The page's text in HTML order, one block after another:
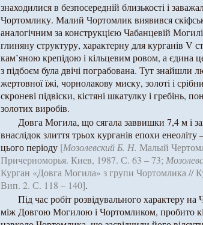
знаходилися в безпосередній близькості і
Чортомлику. Малий Чортомлик виявився
аналогічним за конструкцією Чабанцевій
глиняну структуру, характерну для курганів V
кам’яною крепідою і кільцевим ровом, а єдина
з підбоєм була двічі пограбована. Тут знайшли
жертовної їжі, чорнолакову миску, золоті і
скроневі підвіски, кістяні шкатулку і гребінь,
золотих виробів.
Довга Могила, що сягала заввишки 7,4 м і
внаслідок злиття трьох курганів епохи
цього періоду [Мозолевский Б. Н. Малый
Причерноморья. Киев, 1987. С. 63 – 73;
Курган «Довга Могила» з групи Чортомлика //
Вип. 2. С. 118 – 140].
Під час робіт розвідувального характеру
між Довгою Могилою і Чортомликом, пробито